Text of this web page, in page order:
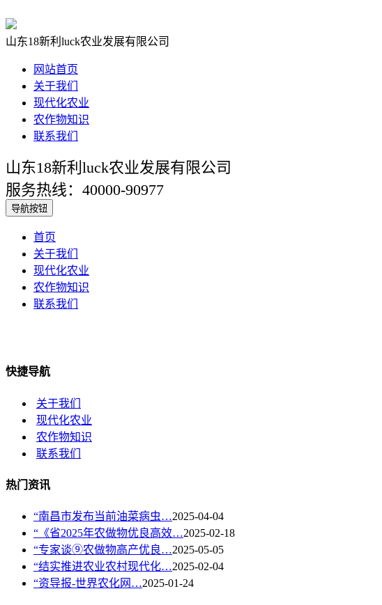
山东18新利luck农业发展有限公司
网站首页
关于我们
现代化农业
农作物知识
联系我们
山东18新利luck农业发展有限公司
服务热线：40000-90977
导航按钮
首页
关于我们
现代化农业
农作物知识
联系我们
快捷导航
关于我们
现代化农业
农作物知识
联系我们
热门资讯
“南昌市发布当前油菜病虫…2025-04-04
“《省2025年农做物优良高效…2025-02-18
“专家谈⑨农做物高产优良…2025-05-05
“结实推进农业农村现代化…2025-02-04
“资导报-世界农化网…2025-01-24